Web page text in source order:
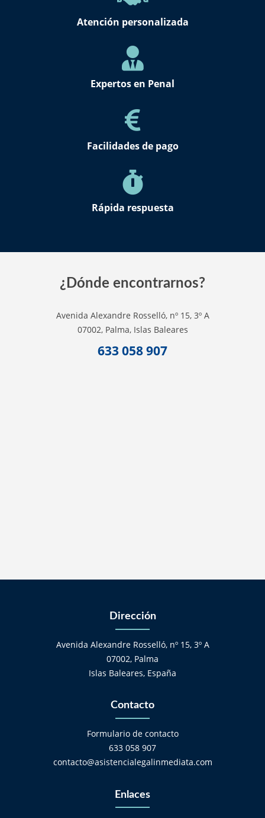
Atención personalizada
Expertos en Penal
Facilidades de pago
Rápida respuesta
¿Dónde encontrarnos?
Avenida Alexandre Rosselló, nº 15, 3º A
07002, Palma, Islas Baleares
633 058 907
Dirección
Avenida Alexandre Rosselló, nº 15, 3º A
07002, Palma
Islas Baleares, España
Contacto
Formulario de contacto
633 058 907
contacto@asistencialegalinmediata.com
Enlaces